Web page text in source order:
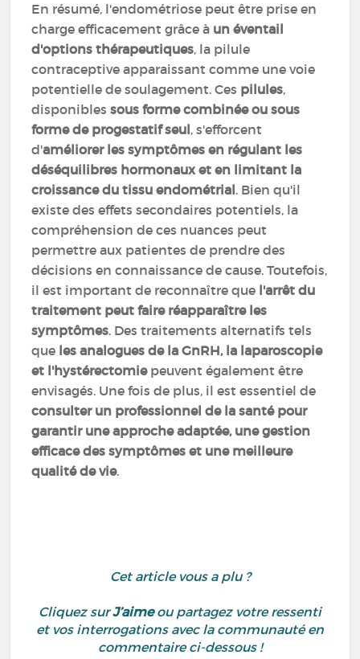
En résumé, l'endométriose peut être prise en
charge efficacement grâce à un éventail
d'options thérapeutiques, la pilule
contraceptive apparaissant comme une voie
potentielle de soulagement. Ces pilules,
disponibles sous forme combinée ou sous
forme de progestatif seul, s'efforcent
d'améliorer les symptômes en régulant les
déséquilibres hormonaux et en limitant la
croissance du tissu endométrial. Bien qu'il
existe des effets secondaires potentiels, la
compréhension de ces nuances peut
permettre aux patientes de prendre des
décisions en connaissance de cause. Toutefois,
il est important de reconnaître que l'arrêt du
traitement peut faire réapparaître les
symptômes. Des traitements alternatifs tels
que les analogues de la GnRH, la laparoscopie
et l'hystérectomiepeuvent également être
envisagés. Une fois de plus, il est essentiel de
consulter un professionnel de la santé pour
garantir une approche adaptée, une gestion
efficace des symptômes et une meilleure
qualité de vie.
Cet article vous a plu ?
Cliquez surJ’aimeou partagez votre ressenti
et vos interrogations avec la communauté en
commentaire ci-dessous !